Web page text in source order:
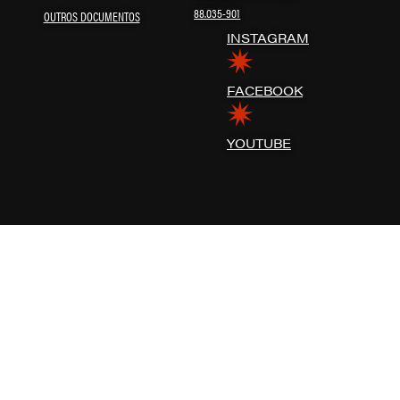
OUTROS DOCUMENTOS
88.035-901
INSTAGRAM
FACEBOOK
YOUTUBE